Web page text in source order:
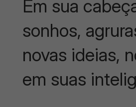
Em sua
sonhos,
novas ideias,
em suas